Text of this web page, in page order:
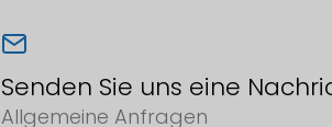
Senden Sie uns eine
Allgemeine Anfragen